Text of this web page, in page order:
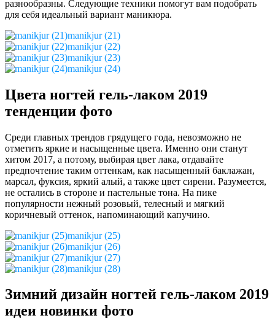
разнообразны. Следующие техники помогут вам подобрать
для себя идеальный вариант маникюра.
manikjur (21)
manikjur (22)
manikjur (23)
manikjur (24)
Цвета ногтей гель-лаком 2019
тенденции фото
Среди главных трендов грядущего года, невозможно не
отметить яркие и насыщенные цвета. Именно они станут
хитом 2017, а потому, выбирая цвет лака, отдавайте
предпочтение таким оттенкам, как насыщенный баклажан,
марсал, фуксия, яркий алый, а также цвет сирени. Разумеется,
не остались в стороне и пастельные тона. На пике
популярности нежный розовый, телесный и мягкий
коричневый оттенок, напоминающий капучино.
manikjur (25)
manikjur (26)
manikjur (27)
manikjur (28)
Зимний дизайн ногтей гель-лаком 2019
идеи новинки фото